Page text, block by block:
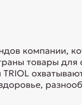
компании,
товары